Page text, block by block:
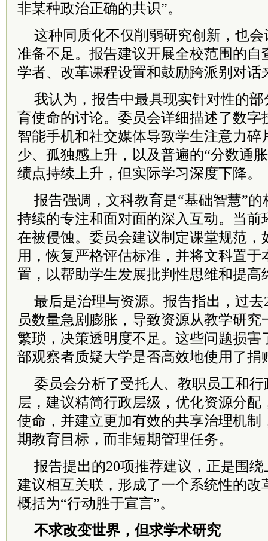
非某种政治正确的共识”。
这种同质化不仅削弱研究创新，也
准备不足。报告建议开展全校范围的自
学者、改革课程设置和鼓励跨派别对话
我认为，报告中最具现实针对性的
育使命的讨论。委员会详细描述了数字
智能手机和社交媒体导致学生注意力碎
少、孤独感上升，以及普遍的“分数通
绩点持续上升，但实际学习深度下降。
报告强调，文科教育是“基础智慧”
持续的专注和面对面的深入互动。当前
在被侵蚀。委员会建议制定课堂规范，
用，恢复严格评估标准，并将文科置于
置，以帮助学生发展批判性思维和提高
最后是治理与资源。报告指出，过
员数量急剧膨胀，导致资源从教学研究
繁琐，决策透明度不足。这些问题损害
部观察者质疑大学是否高效地使用了捐
委员会分析了受托人、教职员工和
层，建议精简行政层级，优化资源分配
使命，并建立更加有效的共享治理机制
期教育目标，而非短期管理任务。
报告提出的20项推荐建议，正是围
建议相互关联，形成了一个系统性的改
概括为“行动胜于宣言”。
不求改变世界，但求学术研究